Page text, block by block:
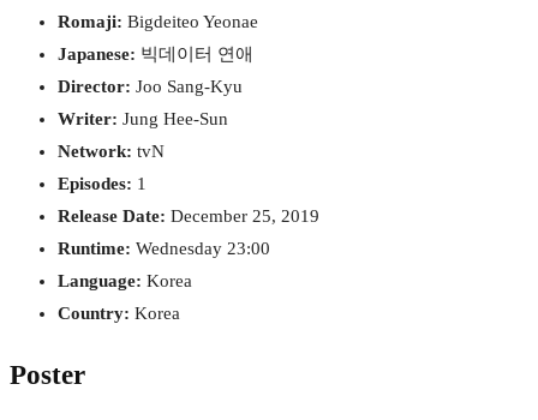
Romaji: Bigdeiteo Yeonae
Japanese: 빅데이터 연애
Director: Joo Sang-Kyu
Writer: Jung Hee-Sun
Network: tvN
Episodes: 1
Release Date: December 25, 2019
Runtime: Wednesday 23:00
Language: Korea
Country: Korea
Poster